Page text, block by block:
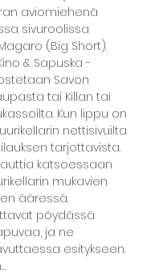
aviomiehenä
sivuroolissa
(Big Short).
& Sapuska -
Savon
tai Killan tai
Kun lippu on
nettisivuilta
tarjottavista.
katsoessaan
mukavien
ääressä.
pöydässä
ja ne
esitykseen.